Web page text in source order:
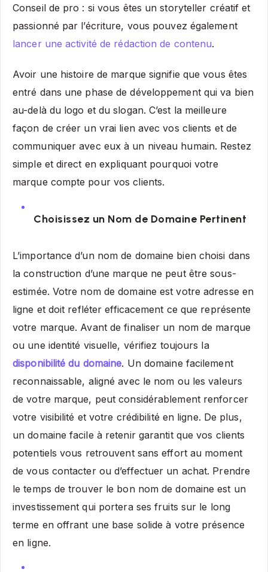
Conseil de pro : si vous êtes un storyteller créatif et
passionné par l’écriture, vous pouvez également
lancer une activité de rédaction de contenu.
Avoir une histoire de marque signifie que vous êtes
entré dans une phase de développement qui va bien
au-delà du logo et du slogan. C’est la meilleure
façon de créer un vrai lien avec vos clients et de
communiquer avec eux à un niveau humain. Restez
simple et direct en expliquant pourquoi votre
marque compte pour vos clients.
Choisissez un Nom de Domaine Pertinent
L’importance d’un nom de domaine bien choisi dans
la construction d’une marque ne peut être sous-
estimée. Votre nom de domaine est votre adresse en
ligne et doit refléter efficacement ce que représente
votre marque. Avant de finaliser un nom de marque
ou une identité visuelle, vérifiez toujours la
disponibilité du domaine. Un domaine facilement
reconnaissable, aligné avec le nom ou les valeurs
de votre marque, peut considérablement renforcer
votre visibilité et votre crédibilité en ligne. De plus,
un domaine facile à retenir garantit que vos clients
potentiels vous retrouvent sans effort au moment
de vous contacter ou d’effectuer un achat. Prendre
le temps de trouver le bon nom de domaine est un
investissement qui portera ses fruits sur le long
terme en offrant une base solide à votre présence
en ligne.